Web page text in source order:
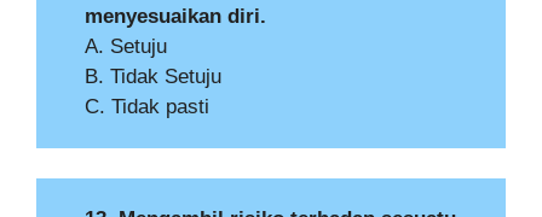
menyesuaikan diri.
A. Setuju
B. Tidak Setuju
C. Tidak pasti